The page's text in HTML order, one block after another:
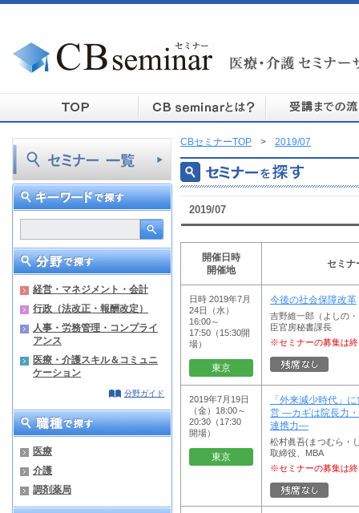
経営・マネジメント・会計
行政（法改正・報酬改定）
人事・労務管理・コンプライ
アンス
医療・介護スキル＆コミュニ
ケーション
分野ガイド
医療
介護
調剤薬局
CBセミナーTOP > 2019/07
2019/07
開催日時
開催地
セミナ
日時 2019年7月
24日（水）
16:00～
17:50（15:30開
場）
東京
今後の社会保障改革
吉野維一郎（よしの
臣官房秘書課長
※セミナーの募集は
2019年7月19日
（金）18:00～
20:30（17:30
開場）
東京
「外来減少時代」
営 ―カギは院長力
連携力―
松村眞吾(まつむら・
取締役、MBA
※セミナーの募集は